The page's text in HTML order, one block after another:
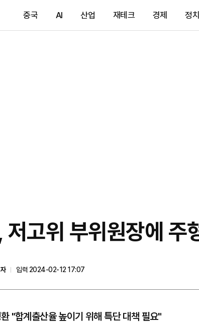
중국 AI 산업 재테크 경제 정치
고위 부위원장에 주
입력 2024-02-12 17:07
"합계출산율 높이기 위해 특단 대책 필요"